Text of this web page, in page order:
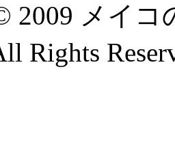
2009 メイ
Rights